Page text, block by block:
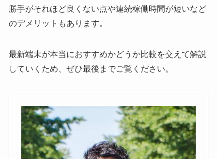
勝手がそれほど良くない点や連続稼働時間が短いなど
のデメリットもあります。
最新端末が本当におすすめかどうか比較を交えて解説
していくため、ぜひ最後までご覧ください。